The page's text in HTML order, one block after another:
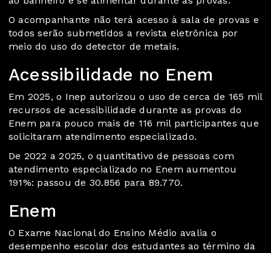
O acompanhante não terá acesso à sala de provas e
todos serão submetidos a revista eletrônica por
meio do uso do detector de metais.
Acessibilidade no Enem
Em 2025, o Inep autorizou o uso de cerca de 165 mil
recursos de acessibilidade durante as provas do
Enem para pouco mais de 116 mil participantes que
solicitaram atendimento especializado.
De 2022 a 2025, o quantitativo de pessoas com
atendimento especializado no Enem aumentou
191%: passou de 30.856 para 89.770.
Enem
O Exame Nacional do Ensino Médio avalia o
desempenho escolar dos estudantes ao término da